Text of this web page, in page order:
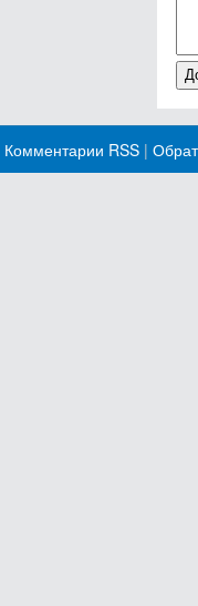
Комментарии RSS |